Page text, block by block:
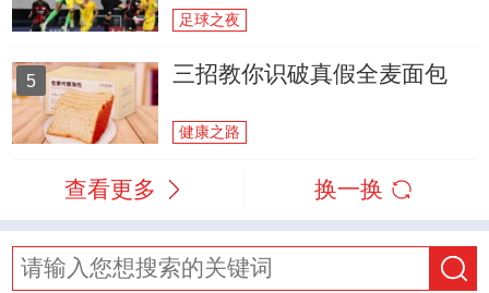
足球之夜
5 三招教你识破真假全麦面包
健康之路
查看更多 换一换